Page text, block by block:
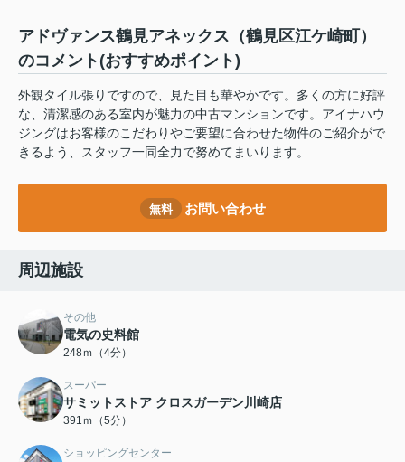
アドヴァンス鶴見アネックス（鶴見区江ケ崎町）
のコメント(おすすめポイント)
外観タイル張りですので、見た目も華やかです。多くの方に好評
な、清潔感のある室内が魅力の中古マンションです。アイナハウ
ジングはお客様のこだわりやご要望に合わせた物件のご紹介がで
きるよう、スタッフ一同全力で努めてまいります。
無料 お問い合わせ
周辺施設
その他
電気の史料館
248ｍ（4分）
スーパー
サミットストア クロスガーデン川崎店
391ｍ（5分）
ショッピングセンター